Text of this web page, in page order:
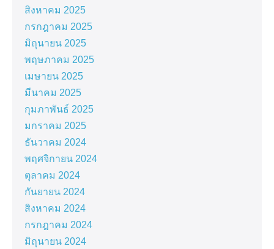
สิงหาคม 2025
กรกฎาคม 2025
มิถุนายน 2025
พฤษภาคม 2025
เมษายน 2025
มีนาคม 2025
กุมภาพันธ์ 2025
มกราคม 2025
ธันวาคม 2024
พฤศจิกายน 2024
ตุลาคม 2024
กันยายน 2024
สิงหาคม 2024
กรกฎาคม 2024
มิถุนายน 2024